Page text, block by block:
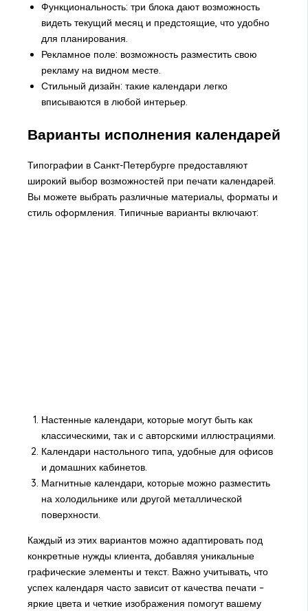
Функциональность: три блока дают возможность
видеть текущий месяц и предстоящие, что удобно
для планирования.
Рекламное поле: возможность разместить свою
рекламу на видном месте.
Стильный дизайн: такие календари легко
вписываются в любой интерьер.
Варианты исполнения календарей
Типографии в Санкт-Петербурге предоставляют
широкий выбор возможностей при печати календарей.
Вы можете выбрать различные материалы, форматы и
стиль оформления. Типичные варианты включают:
Настенные календари, которые могут быть как
классическими, так и с авторскими иллюстрациями.
Календари настольного типа, удобные для офисов
и домашних кабинетов.
Магнитные календари, которые можно разместить
на холодильнике или другой металлической
поверхности.
Каждый из этих вариантов можно адаптировать под
конкретные нужды клиента, добавляя уникальные
графические элементы и текст. Важно учитывать, что
успех календаря часто зависит от качества печати –
яркие цвета и четкие изображения помогут вашему